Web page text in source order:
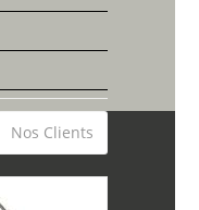
Nos Clients